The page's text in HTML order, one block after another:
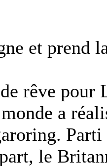
rêve
a
le